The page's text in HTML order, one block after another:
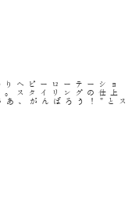
ヘビーローテーショ
スタイリングの仕上
、がんばろう！"とス